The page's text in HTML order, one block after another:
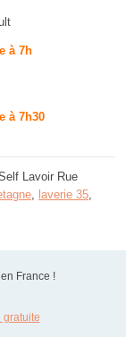
à 7h
à 7h30
Lavoir Rue
, laverie 35,
France !
gratuite